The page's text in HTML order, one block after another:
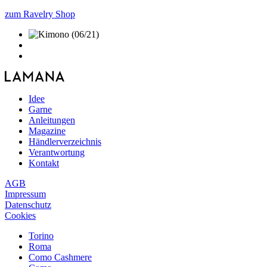
zum Ravelry Shop
Idee
Garne
Anleitungen
Magazine
Händlerverzeichnis
Verantwortung
Kontakt
AGB
Impressum
Datenschutz
Cookies
Torino
Roma
Como Cashmere